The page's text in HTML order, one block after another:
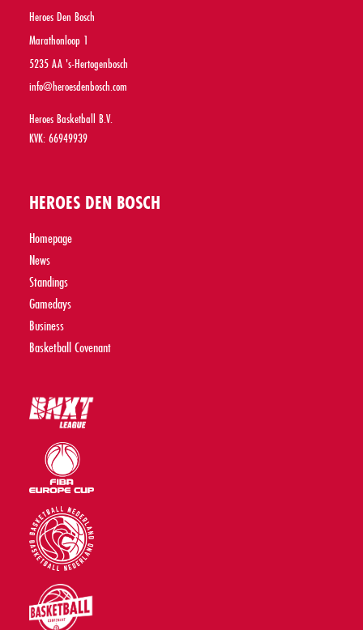
Heroes Den Bosch
Marathonloop 1
5235 AA 's-Hertogenbosch
info@heroesdenbosch.com
Heroes Basketball B.V.
KVK: 66949939
HEROES DEN BOSCH
Homepage
News
Standings
Gamedays
Business
Basketball Covenant